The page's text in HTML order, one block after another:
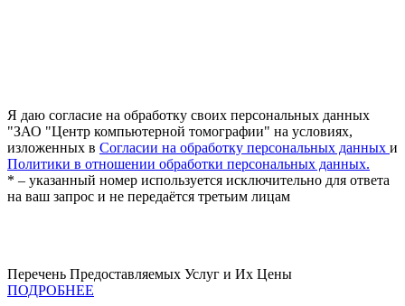
Я даю согласие на обработку своих персональных данных
"ЗАО "Центр компьютерной томографии" на условиях,
изложенных в Согласии на обработку персональных данных и
Политики в отношении обработки персональных данных.
* – указанный номер используется исключительно для ответа
на ваш запрос и не передаётся третьим лицам
Перечень Предоставляемых Услуг и Их Цены
ПОДРОБНЕЕ